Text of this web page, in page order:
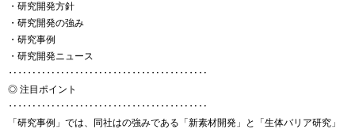
・研究開発方針
・研究開発の強み
・研究事例
・研究開発ニュース
‥‥‥‥‥‥‥‥‥‥‥‥‥‥‥‥‥‥‥‥‥
◎ 注目ポイント
‥‥‥‥‥‥‥‥‥‥‥‥‥‥‥‥‥‥‥‥‥
「研究事例」では、同社はの強みである「新素材開発」と「生体バリア研究」